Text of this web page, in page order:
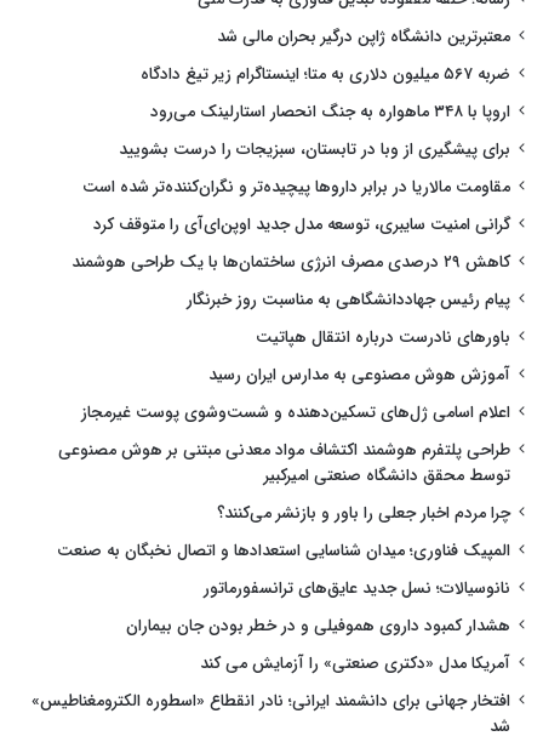
معتبرترین دانشگاه ژاپن درگیر بحران مالی شد
ضربه ۵۶۷ میلیون دلاری به متا؛ اینستاگرام زیر تیغ دادگاه
اروپا با ۳۴۸ ماهواره به جنگ انحصار استارلینک می‌رود
برای پیشگیری از وبا در تابستان، سبزیجات را درست بشویید
مقاومت مالاریا در برابر داروها پیچیده‌تر و نگران‌کننده‌تر شده است
گرانی امنیت سایبری، توسعه مدل جدید اوپن‌ای‌آی را متوقف کرد
کاهش ۲۹ درصدی مصرف انرژی ساختمان‌ها با یک طراحی هوشمند
پیام رئیس جهاددانشگاهی به مناسبت روز خبرنگار
باورهای نادرست درباره انتقال هپاتیت
آموزش هوش مصنوعی به مدارس ایران رسید
اعلام اسامی ژل‌های تسکین‌دهنده و شست‌وشوی پوست غیرمجاز
طراحی پلتفرم هوشمند اکتشاف مواد معدنی مبتنی بر هوش مصنوعی
توسط محقق دانشگاه صنعتی امیرکبیر
چرا مردم اخبار جعلی را باور و بازنشر می‌کنند؟
المپیک فناوری؛ میدان شناسایی استعدادها و اتصال نخبگان به صنعت
نانوسیالات؛ نسل جدید عایق‌های ترانسفورماتور
هشدار کمبود داروی هموفیلی و در خطر بودن جان بیماران
آمریکا مدل «دکتری صنعتی» را آزمایش می کند
افتخار جهانی برای دانشمند ایرانی؛ نادر انقطاع «اسطوره الکترومغناطیس»
شد